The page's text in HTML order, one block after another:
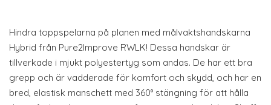
Hindra toppspelarna på planen med målvaktshandskarna
Hybrid från Pure2Improve RWLK! Dessa handskar är
tillverkade i mjukt polyestertyg som andas. De har ett bra
grepp och är vadderade för komfort och skydd, och har en
bred, elastisk manschett med 360° stängning för att hålla